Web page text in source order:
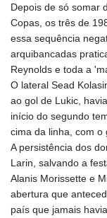
Depois de só somar
Copas, os três de
essa sequência
arquibancadas
Reynolds e toda a
O lateral Sead
ao gol de Lukic,
início do segundo
cima da linha, com o
A persistência dos
Larin, salvando a
Alanis Morissette e
abertura que
país que jamais